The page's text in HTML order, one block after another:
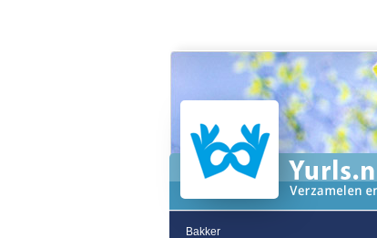
Bakker